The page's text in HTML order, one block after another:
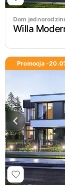
Dom
Willa
Promocja -20.0